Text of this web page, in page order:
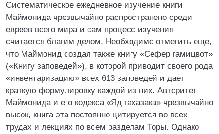
Систематическое ежедневное изучение книги
Маймонида чрезвычайно распространено среди
евреев всего мира и сам процесс изучения
считается благим делом. Необходимо отметить еще,
что Маймонид создал также книгу «Сефер гамицвот»
(«Книгу заповедей»), в которой приводит своего рода
«инвентаризацию» всех 613 заповедей и дает
краткую формулировку каждой из них. Авторитет
Маймонида и его кодекса «Яд гахазака» чрезвычайно
высок, книга эта постоянно цитируется во всех
трудах и лекциях по всем разделам Торы. Однако